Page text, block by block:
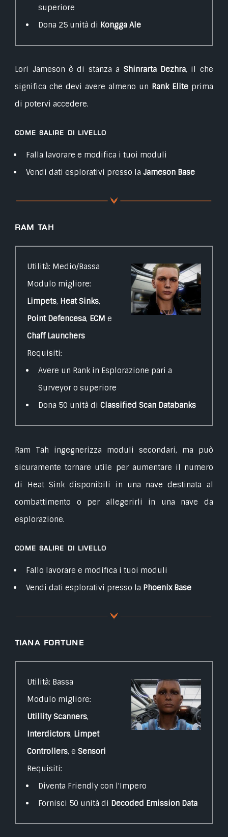
superiore
Dona 25 unità di Kongga Ale
Lori Jameson è di stanza a Shinrarta Dezhra, il che
significa che devi avere almeno un Rank Eliteprima
di potervi accedere.
Come salire di livello
Falla lavorare e modifica i tuoi moduli
Vendi dati esplorativi presso laJameson Base
Ram Tah
Utilità: Medio/Bassa
Modulo migliore:
Limpets, Heat Sinks,
Point Defencesa, ECM e
Chaff Launchers
Requisiti:
Avere un Rank in Esplorazione pari a
Surveyor o superiore
Dona 50 unità diClassified Scan Databanks
Ram Tah ingegnerizza moduli secondari, ma può
sicuramente tornare utile per aumentare il numero
di Heat Sink disponibili in una nave destinata al
combattimento o per allegerirli in una nave da
esplorazione.
Come salire di livello
Fallo lavorare e modifica i tuoi moduli
Vendi dati esplorativi presso la Phoenix Base
Tiana Fortune
Utilità: Bassa
Modulo migliore:
Utillity Scanners,
Interdictors, Limpet
Controllers, eSensori
Requisiti:
Diventa Friendly con l'Impero
Fornisci 50 unità di Decoded Emission Data